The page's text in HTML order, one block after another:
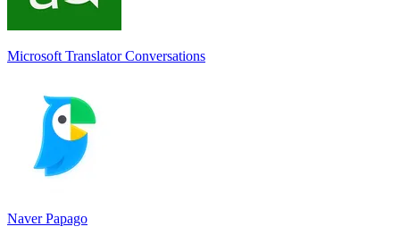
Microsoft Translator Conversations
Naver Papago